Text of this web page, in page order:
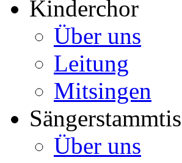
Kinderchor
Über uns
Leitung
Mitsingen
Über uns